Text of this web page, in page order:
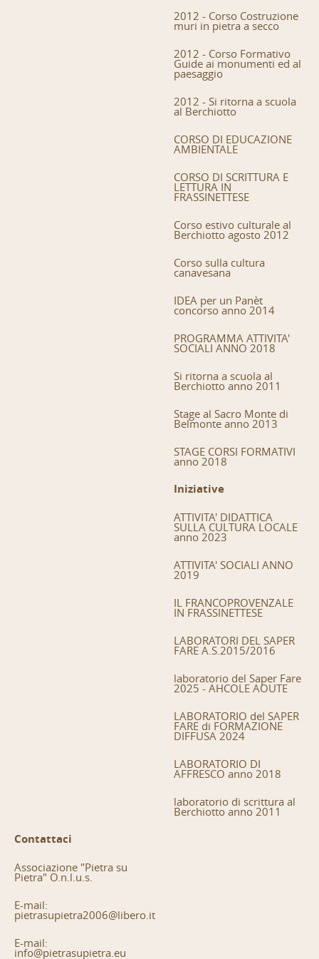
2012 - Corso Costruzione
muri in pietra a secco
2012 - Corso Formativo
Guide ai monumenti ed al
paesaggio
2012 - Si ritorna a scuola
al Berchiotto
CORSO DI EDUCAZIONE
AMBIENTALE
CORSO DI SCRITTURA E
LETTURA IN
FRASSINETTESE
Corso estivo culturale al
Berchiotto agosto 2012
Corso sulla cultura
canavesana
IDEA per un Panèt
concorso anno 2014
PROGRAMMA ATTIVITA'
SOCIALI ANNO 2018
Si ritorna a scuola al
Berchiotto anno 2011
Stage al Sacro Monte di
Belmonte anno 2013
STAGE CORSI FORMATIVI
anno 2018
Iniziative
ATTIVITA' DIDATTICA
SULLA CULTURA LOCALE
anno 2023
ATTIVITA' SOCIALI ANNO
2019
IL FRANCOPROVENZALE
IN FRASSINETTESE
LABORATORI DEL SAPER
FARE A.S.2015/2016
laboratorio del Saper Fare
2025 - AHCOLE AOUTE
LABORATORIO del SAPER
FARE di FORMAZIONE
DIFFUSA 2024
LABORATORIO DI
AFFRESCO anno 2018
laboratorio di scrittura al
Berchiotto anno 2011
Contattaci
Associazione "Pietra su
Pietra" O.n.l.u.s.
E-mail:
pietrasupietra2006@libero.it
E-mail:
info@pietrasupietra.eu